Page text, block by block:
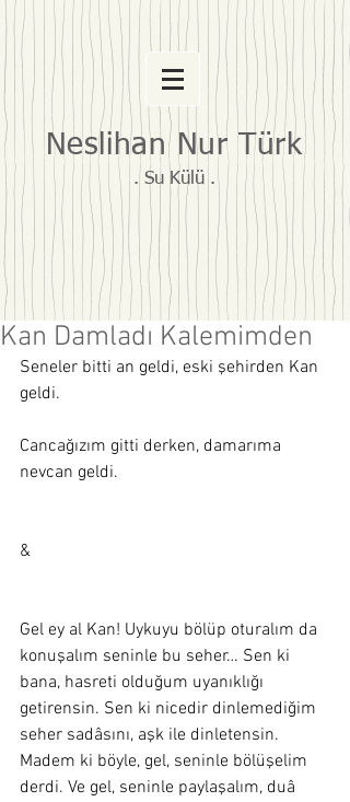
Neslihan Nur Türk
. Su Külü .
Kan Damladı Kalemimden
Seneler bitti an geldi, eski şehirden Kan
geldi.
Cancağızım gitti derken, damarıma
nevcan geldi.
&
Gel ey al Kan! Uykuyu bölüp oturalım da
konuşalım seninle bu seher… Sen ki
bana, hasreti olduğum uyanıklığı
getirensin. Sen ki nicedir dinlemediğim
seher sadâsını, aşk ile dinletensin.
Madem ki böyle, gel, seninle bölüşelim
derdi. Ve gel, seninle paylaşalım, duâ